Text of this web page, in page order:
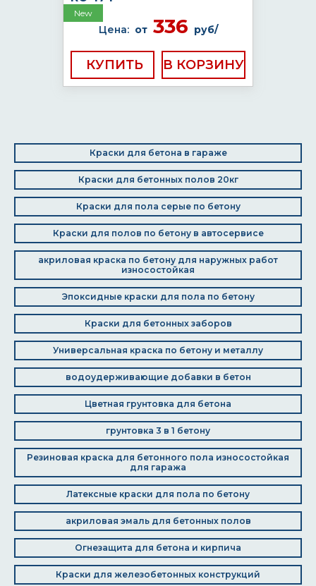
New
Цена: от336 руб/
КУПИТЬ
Краски для бетона в гараже
Краски для бетонных полов 20кг
Краски для пола серые по бетону
Краски для полов по бетону в автосервисе
акриловая краска по бетону для наружных работ
износостойкая
Эпоксидные краски для пола по бетону
Краски для бетонных заборов
Универсальная краска по бетону и металлу
водоудерживающие добавки в бетон
Цветная грунтовка для бетона
грунтовка 3 в 1 бетону
Резиновая краска для бетонного пола износостойкая
для гаража
Латексные краски для пола по бетону
акриловая эмаль для бетонных полов
Огнезащита для бетона и кирпича
Краски для железобетонных конструкций